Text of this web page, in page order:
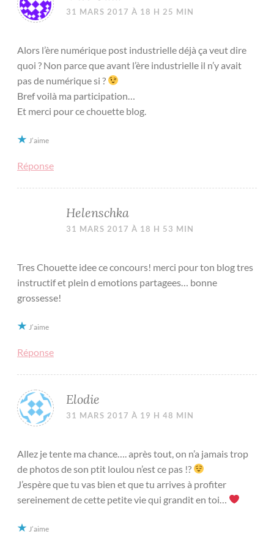
31 MARS 2017 À 18 H 25 MIN
Alors l’ère numérique post industrielle déjà ça veut dire
quoi ? Non parce que avant l’ère industrielle il n’y avait
pas de numérique si ?
Bref voilà ma participation…
Et merci pour ce chouette blog.
J’aime
Réponse
Helenschka
31 MARS 2017 À 18 H 53 MIN
Tres Chouette idee ce concours! merci pour ton blog tres
instructif et plein d emotions partagees… bonne
grossesse!
J’aime
Réponse
Elodie
31 MARS 2017 À 19 H 48 MIN
Allez je tente ma chance…. après tout, on n’a jamais trop
de photos de son ptit loulou n’est ce pas !?
J’espère que tu vas bien et que tu arrives à profiter
sereinement de cette petite vie qui grandit en toi…
J’aime